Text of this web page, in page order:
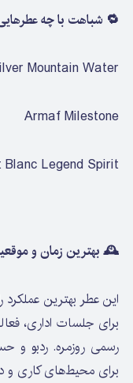
🔁 شباهت با چه
Mountain Water
Armaf Milestone
Blanc Legend Spirit
🕰️ بهترین زمان و
این عطر بهترین عملکرد
برای جلسات اداری،
رسمی روزمره. ردبو و
برای محیط‌های کاری و